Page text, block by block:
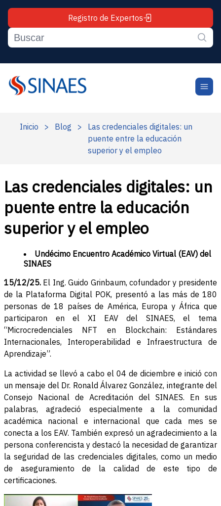
Registro de Expertos
Inicio > Blog >
Las credenciales digitales: un
puente entre la educación
superior y el empleo
Las credenciales digitales: un
puente entre la educación
superior y el empleo
Undécimo Encuentro Académico Virtual (EAV) del
SINAES
15/12/25. El Ing. Guido Grinbaum, cofundador y presidente
de la Plataforma Digital POK, presentó a las más de 180
personas de 18 países de América, Europa y África que
participaron en el XI EAV del SINAES, el tema
“Microcredenciales NFT en Blockchain: Estándares
Internacionales, Interoperabilidad e Infraestructura de
Aprendizaje”.
La actividad se llevó a cabo el 04 de diciembre e inició con
un mensaje del Dr. Ronald Álvarez González, integrante del
Consejo Nacional de Acreditación del SINAES. En sus
palabras, agradeció especialmente a la comunidad
académica nacional e internacional que cada mes se
conecta a los EAV. También expresó un agradecimiento a la
persona conferencista y destacó la necesidad de garantizar
la seguridad de las credenciales digitales, como un medio
de aseguramiento de la calidad de este tipo de
certificaciones.